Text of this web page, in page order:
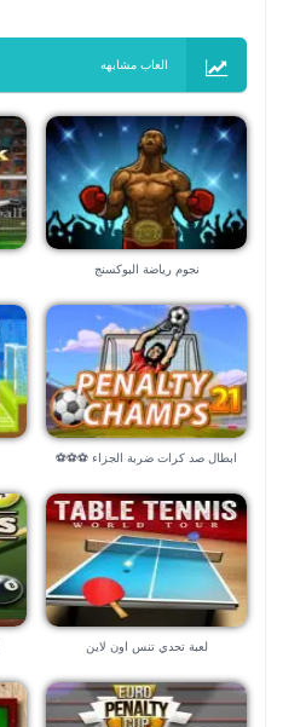
العاب مشابهه
نجوم رياضة البوكسنج
ابطال صد كرات ضربة الجزاء ⚽⚽⚽
لعبة تحدي تنس اون لاين